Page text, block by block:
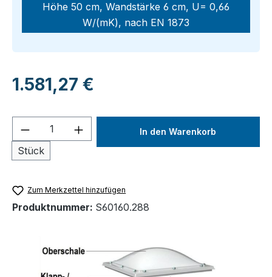
Höhe 50 cm, Wandstärke 6 cm, U= 0,66
W/(mK), nach EN 1873
Regulärer Preis:
1.581,27 €
Produkt Anzahl: Gib den
Stück
In den Warenkorb
Zum Merkzettel hinzufügen
Produktnummer: S60160.288